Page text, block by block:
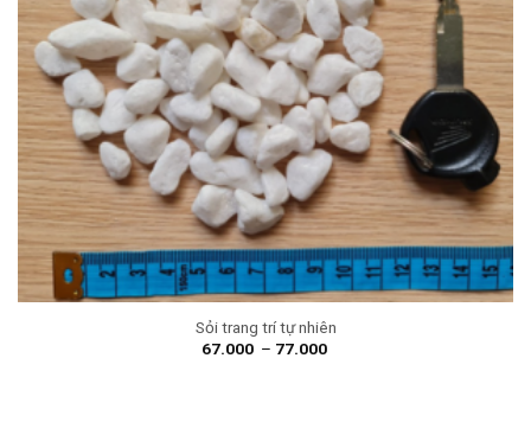
Sỏi trang trí tự nhiên
67.000 – 77.000